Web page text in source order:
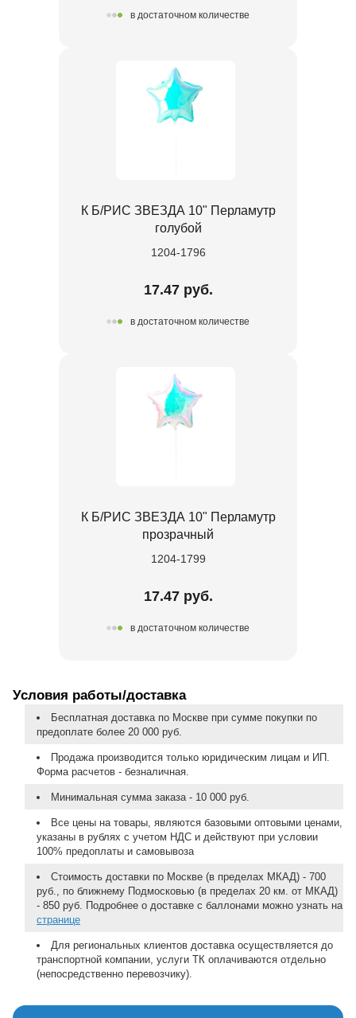
в достаточном количестве
К Б/РИС ЗВЕЗДА 10" Перламутр
голубой
1204-1796
17.47 руб.
в достаточном количестве
К Б/РИС ЗВЕЗДА 10" Перламутр
прозрачный
1204-1799
17.47 руб.
в достаточном количестве
Условия работы/доставка
Бесплатная доставка по Москве при сумме покупки по
предоплате более 20 000 руб.
Продажа производится только юридическим лицам и ИП.
Форма расчетов - безналичная.
Минимальная сумма заказа - 10 000 руб.
Все цены на товары, являются базовыми оптовыми ценами,
указаны в рублях с учетом НДС и действуют при условии
100% предоплаты и самовывоза
Стоимость доставки по Москве (в пределах МКАД) - 700
руб., по ближнему Подмосковью (в пределах 20 км. от МКАД)
- 850 руб. Подробнее о доставке с баллонами можно узнать на
странице
Для региональных клиентов доставка осуществляется до
транспортной компании, услуги ТК оплачиваются отдельно
(непосредственно перевозчику).